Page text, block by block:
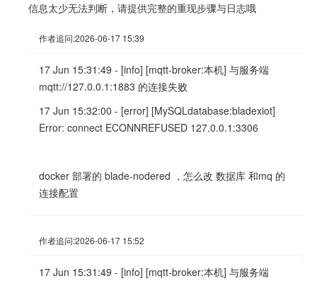
信息太少无法判断，请提供完整的重现步骤与日志哦
作者追问:2026-06-17 15:39
17 Jun 15:31:49 - [info] [mqtt-broker:本机] 与服务端
mqtt://127.0.0.1:1883 的连接失败
17 Jun 15:32:00 - [error] [MySQLdatabase:bladexiot]
Error: connect ECONNREFUSED 127.0.0.1:3306
docker 部署的 blade-nodered ，怎么改 数据库 和mq 的
连接配置
作者追问:2026-06-17 15:52
17 Jun 15:31:49 - [info] [mqtt-broker:本机] 与服务端